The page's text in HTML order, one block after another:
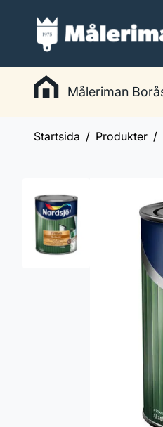
Startsida Produkter